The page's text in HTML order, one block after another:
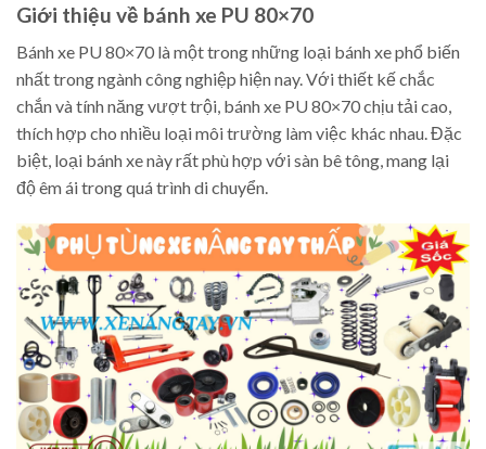
Giới thiệu về bánh xe PU 80×70
Bánh xe PU 80×70 là một trong những loại bánh xe phổ biến
nhất trong ngành công nghiệp hiện nay. Với thiết kế chắc
chắn và tính năng vượt trội, bánh xe PU 80×70 chịu tải cao,
thích hợp cho nhiều loại môi trường làm việc khác nhau. Đặc
biệt, loại bánh xe này rất phù hợp với sàn bê tông, mang lại
độ êm ái trong quá trình di chuyển.